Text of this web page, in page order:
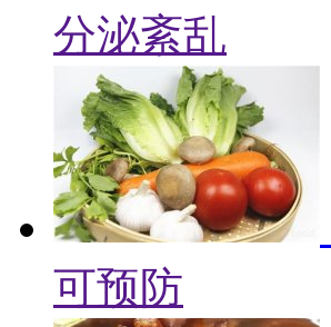
分泌紊乱
可预防